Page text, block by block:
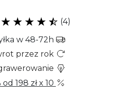
(4)
w 48-72h
przez rok
od 198 złx 10